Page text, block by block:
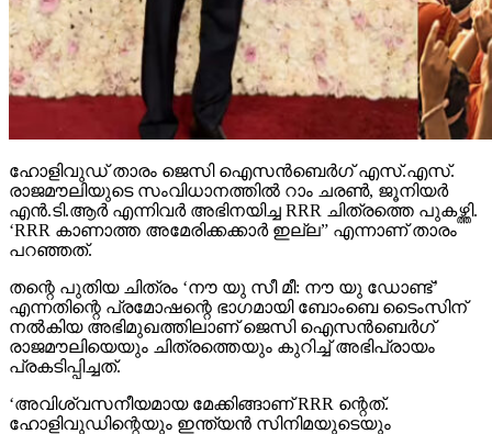
ഹോളിവുഡ് താരം ജെസി ഐസന്‍ബെര്‍ഗ് എസ്.എസ്.
രാജമൗലിയുടെ സംവിധാനത്തില്‍ റാം ചരണ്‍, ജൂനിയര്‍
എന്‍.ടി.ആര്‍ എന്നിവര്‍ അഭിനയിച്ച RRR ചിത്രത്തെ പുകഴ്ത്തി.
‘RRR കാണാത്ത അമേരിക്കക്കാര്‍ ഇല്ല” എന്നാണ് താരം
പറഞ്ഞത്.
തന്റെ പുതിയ ചിത്രം ‘നൗ യു സീ മീ: നൗ യു ഡോണ്ട്’
എന്നതിന്റെ പ്രമോഷന്റെ ഭാഗമായി ബോംബെ ടൈംസിന്
നല്‍കിയ അഭിമുഖത്തിലാണ് ജെസി ഐസന്‍ബെര്‍ഗ്
രാജമൗലിയെയും ചിത്രത്തെയും കുറിച്ച് അഭിപ്രായം
പ്രകടിപ്പിച്ചത്.
‘അവിശ്വസനീയമായ മേക്കിങ്ങാണ് RRR ന്റെത്.
ഹോളിവുഡിന്റെയും ഇന്ത്യന്‍ സിനിമയുടെയും